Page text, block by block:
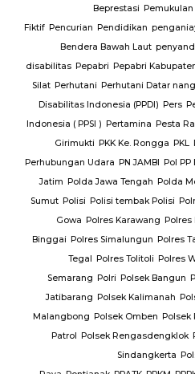
Beprestasi Pemukulan
Fiktif Pencurian Pendidikan
Bendera Bawah Laut
disabilitas Pepabri Pepabri
Silat Perhutani Perhutani Datar
Disabilitas Indonesia (PPDI) Pers
Indonesia ( PPSI ) Pertamina Pesta
Girimukti PKK Ke. Rongga PKL
Perhubungan Udara PN JAMBI Pol
Jatim Polda Jawa Tengah Polda
Sumut Polisi Polisi tembak Polisi
Gowa Polres Karawang Polres
Binggai Polres Simalungun Polres
Tegal Polres Tolitoli Polres
Semarang Polri Polsek Bangun
Jatibarang Polsek Kalimanah
Malangbong Polsek Omben Polsek
Patrol Polsek Rengasdengklok
Sindangkerta